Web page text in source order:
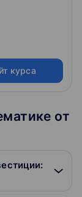
курса
от